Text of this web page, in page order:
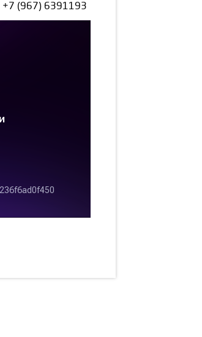
+7 (967) 6391193